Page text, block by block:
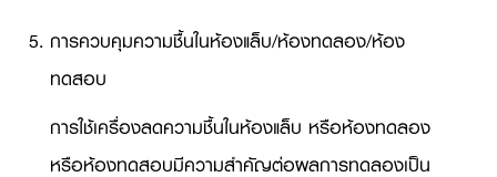
การควบคุมความชื้นในห้องแล็บ/ห้องทดลอง/ห้อง
ทดสอบ
การใช้เครื่องลดความชื้นในห้องแล็บ หรือห้องทดลอง
หรือห้องทดสอบมีความสำคัญต่อผลการทดลองเป็น